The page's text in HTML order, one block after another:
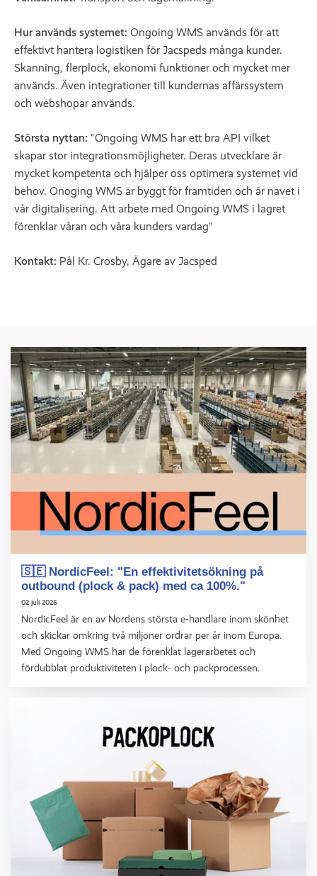
Hur används systemet: Ongoing WMS används för att
effektivt hantera logistiken för Jacspeds många kunder.
Skanning, flerplock, ekonomi funktioner och mycket mer
används. Även integrationer till kundernas affärssystem
och webshopar används.
Största nyttan: "Ongoing WMS har ett bra API vilket
skapar stor integrationsmöjligheter. Deras utvecklare är
mycket kompetenta och hjälper oss optimera systemet vid
behov. Onoging WMS är byggt för framtiden och är navet i
vår digitalisering. Att arbete med Ongoing WMS i lagret
förenklar våran och våra kunders vardag"
Kontakt: Pål Kr. Crosby, Ägare av Jacsped
🇸🇪 NordicFeel: "En effektivitetsökning på
outbound (plock & pack) med ca 100%."
02 juli 2026
NordicFeel är en av Nordens största e-handlare inom skönhet
och skickar omkring två miljoner ordrar per år inom Europa.
Med Ongoing WMS har de förenklat lagerarbetet och
fördubblat produktiviteten i plock- och packprocessen.